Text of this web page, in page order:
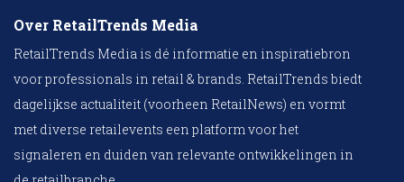
Over RetailTrends Media
RetailTrends Media is dé informatie en inspiratiebron
voor professionals in retail & brands. RetailTrends biedt
dagelijkse actualiteit (voorheen RetailNews) en vormt
met diverse retailevents een platform voor het
signaleren en duiden van relevante ontwikkelingen in